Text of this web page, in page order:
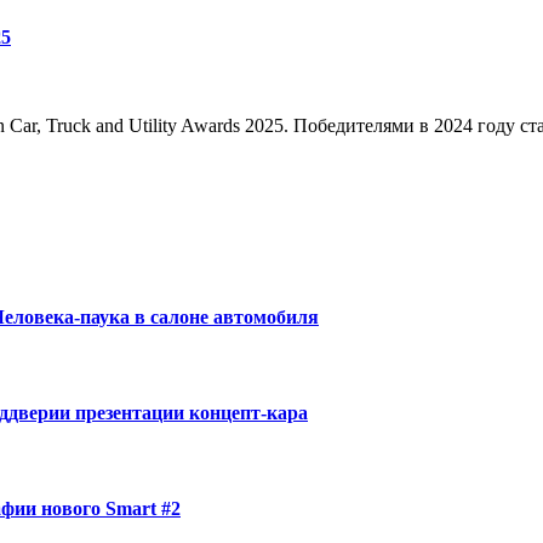
Car, Truck and Utility Awards 2025. Победителями в 2024 году
паука в салоне автомобиля
презентации концепт-кара
нового Smart #2